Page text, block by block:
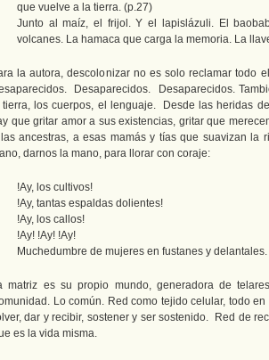
que vuelve a la tierra. (p.27)
Junto al maíz, el frijol. Y el lapislázuli. El
volcanes. La hamaca que carga la memoria. La
la autora, descolonizar no es solo reclamar todo
Desaparecidos. Desaparecidos.
tierra, los cuerpos, el lenguaje. Desde las heridas
que gritar amor a sus existencias, gritar que
ancestras, a esas mamás y tías que suavizan la
darnos la mano, para llorar con coraje:
!Ay, los cultivos!
!Ay, tantas espaldas dolientes!
!Ay, los callos!
!Ay! !Ay! !Ay!
Muchedumbre de mujeres en fustanes y
matriz es su propio mundo, generadora de
Lo común. Red como tejido celular, todo
dar y recibir, sostener y ser sostenido. Red de
es la vida misma.